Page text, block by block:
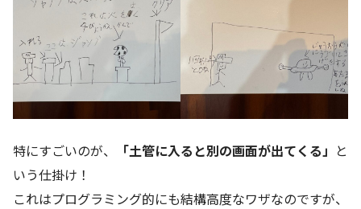
特にすごいのが、 「土管に入ると別の画面が出てくる」 と
いう仕掛け！
これはプログラミング的にも結構高度なワザなのですが、